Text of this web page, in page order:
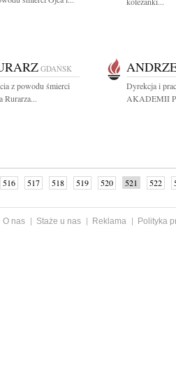
GDAŃSK
z powodu śmierci
Rurarza...
Dyrekcja i
AKADEMII
516 517 518 519 520 521 522
O nas Staże u nas Reklama
Polityka